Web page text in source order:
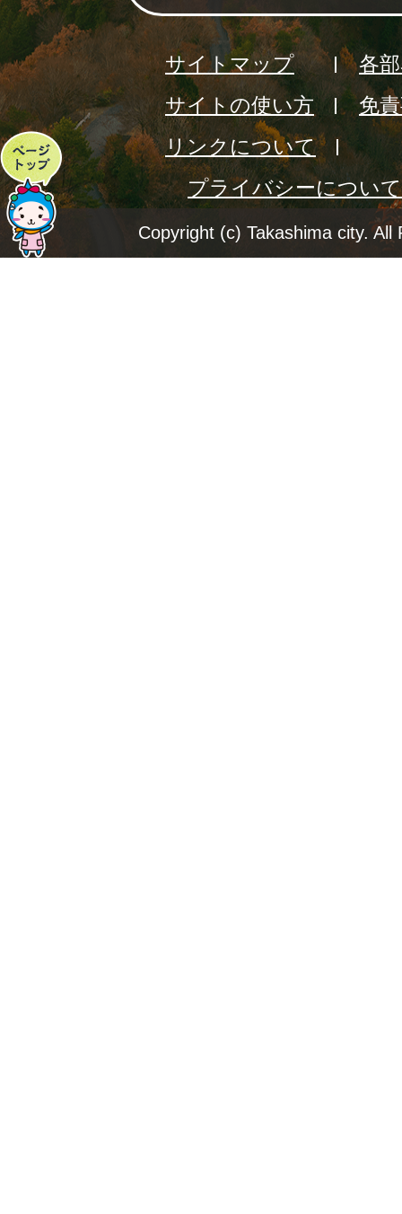
ペ
ー
ジ
サイトマップ
各
サイトの使い方
免
リンクについて
プライバシーについて
Copyright (c) Takashima city. All